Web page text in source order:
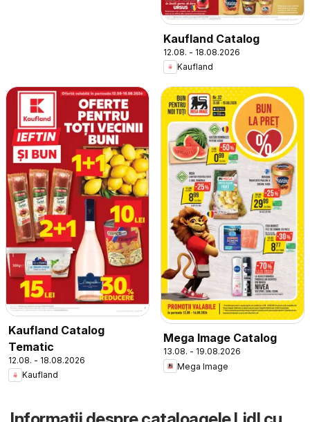
Kaufland Catalog
12.08. - 18.08.2026
Kaufland
Kaufland Catalog
Tematic
12.08. - 18.08.2026
Kaufland
Mega Image Catalog
13.08. - 19.08.2026
Mega Image